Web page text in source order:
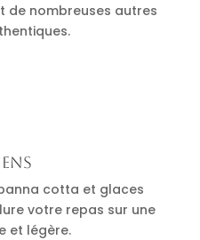
de nombreuses autres
cotta et glaces
votre repas sur une
et légère.